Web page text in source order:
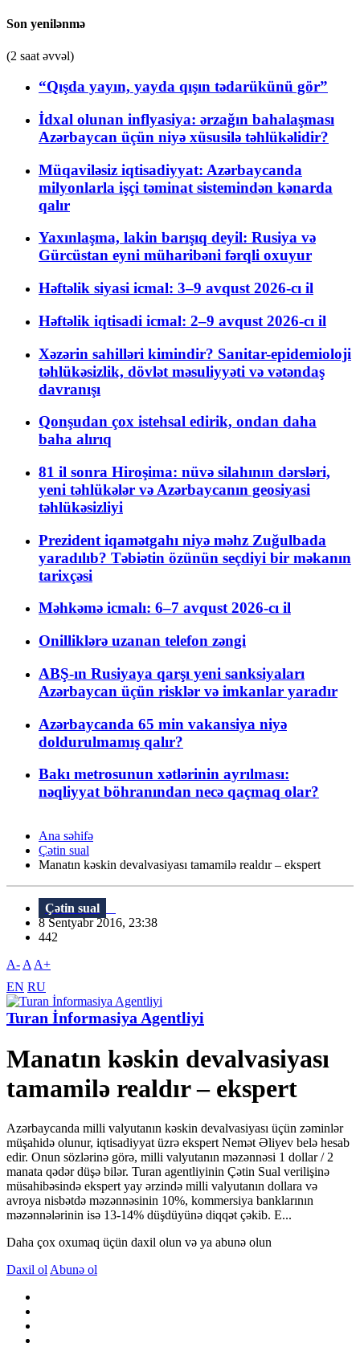
Son yenilənmə
(2 saat əvvəl)
“Qışda yayın, yayda qışın tədarükünü gör”
İdxal olunan inflyasiya: ərzağın bahalaşması
Azərbaycan üçün niyə xüsusilə təhlükəlidir?
Müqaviləsiz iqtisadiyyat: Azərbaycanda
milyonlarla işçi təminat sistemindən kənarda
qalır
Yaxınlaşma, lakin barışıq deyil: Rusiya və
Gürcüstan eyni müharibəni fərqli oxuyur
Həftəlik siyasi icmal: 3–9 avqust 2026-cı il
Həftəlik iqtisadi icmal: 2–9 avqust 2026-cı il
Xəzərin sahilləri kimindir? Sanitar-epidemioloji
təhlükəsizlik, dövlət məsuliyyəti və vətəndaş
davranışı
Qonşudan çox istehsal edirik, ondan daha
baha alırıq
81 il sonra Hiroşima: nüvə silahının dərsləri,
yeni təhlükələr və Azərbaycanın geosiyasi
təhlükəsizliyi
Prezident iqamətgahı niyə məhz Zuğulbada
yaradılıb? Təbiətin özünün seçdiyi bir məkanın
tarixçəsi
Məhkəmə icmalı: 6–7 avqust 2026-cı il
Onilliklərə uzanan telefon zəngi
ABŞ-ın Rusiyaya qarşı yeni sanksiyaları
Azərbaycan üçün risklər və imkanlar yaradır
Azərbaycanda 65 min vakansiya niyə
doldurulmamış qalır?
Bakı metrosunun xətlərinin ayrılması:
nəqliyyat böhranından necə qaçmaq olar?
Ana səhifə
Çətin sual
Manatın kəskin devalvasiyası tamamilə realdır – ekspert
Çətin sual
8 Sentyabr 2016, 23:38
442
A- A A+
EN RU
Turan İnformasiya Agentliyi
Manatın kəskin devalvasiyası
tamamilə realdır – ekspert
Azərbaycanda milli valyutanın kəskin devalvasiyası üçün zəminlər
müşahidə olunur, iqtisadiyyat üzrə ekspert Nemət Əliyev belə hesab
edir. Onun sözlərinə görə, milli valyutanın məzənnəsi 1 dollar / 2
manata qədər düşə bilər. Turan agentliyinin Çətin Sual verilişinə
müsahibəsində ekspert yay ərzində milli valyutanın dollara və
avroya nisbətdə məzənnəsinin 10%, kommersiya banklarının
məzənnələrinin isə 13-14% düşdüyünə diqqət çəkib. E...
Daha çox oxumaq üçün daxil olun və ya abunə olun
Daxil ol Abunə ol